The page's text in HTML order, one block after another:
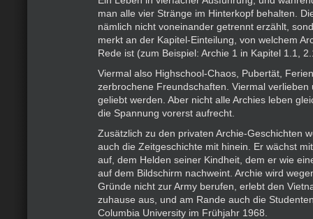
man alle vier Stränge im Hinterkopf behalten.
nämlich nicht voneinander getrennt erzählt,
merkt an der Kapitel-Einteilung, von welchem
Rede ist (zum Beispiel: Archie 1 in Kapitel 1.1,
Viermal also Highschool-Chaos, Pubertät,
zerbrochene Freundschaften. Viermal verlieben
geliebt werden. Aber nicht alle Archies leben
die Spannung vorerst aufrecht.
Zusätzlich zu den privaten Archie-Geschichten
auch die Zeitgeschichte mit hinein. Er wächst
auf, dem Helden seiner Kindheit, dem er wie
auf dem Bildschirm nachweint. Archie wird
Gründe nicht zur Army berufen, erlebt den
zuhause aus, und am Rande auch die
Columbia University im Frühjahr 1968.